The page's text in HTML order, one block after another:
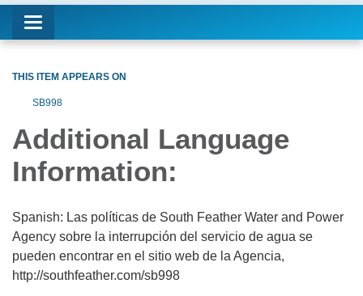
Toggle
navigation
THIS ITEM APPEARS ON
SB998
Additional Language
Information:
Spanish: Las políticas de South Feather Water and Power
Agency sobre la interrupción del servicio de agua se
pueden encontrar en el sitio web de la Agencia,
http://southfeather.com/sb998